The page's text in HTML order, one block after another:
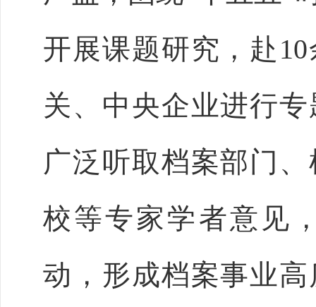
开展课题研究，赴
关、中央企业进行
广泛听取档案部门
校等专家学者意见
动，形成档案事业